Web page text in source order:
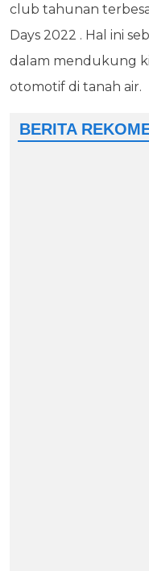
club tahunan
Days 2022 . Hal ini
dalam mendukung
otomotif di tanah air.